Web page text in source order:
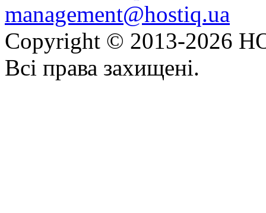
management@hostiq.ua
Copyright © 2013-2026
Всі права захищені.